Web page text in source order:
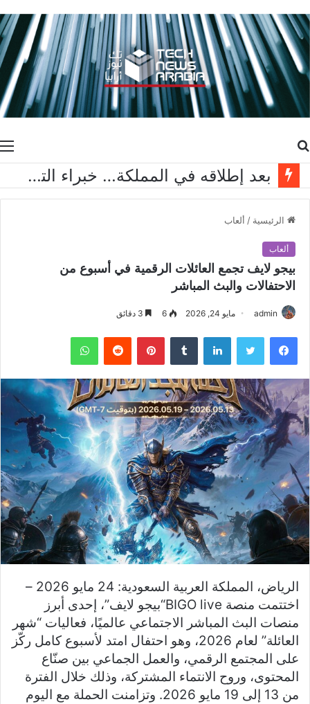
عن
بعد إطلاقه في المملكة… خبراء التقنية ورواد مجتمع الألعاب يشاركون انطباعاتهم حول TECNO POVA 8 Pro 5G
الرئيسية / ألعاب
ألعاب
بيجو لايف تجمع العائلات الرقمية في أسبوع من
الاحتفالات والبث المباشر
admin مايو 24, 2026 6
فيسبوك تويتر لينكدإن بينتيريست واتساب
الرياض، المملكة العربية السعودية: 24 مايو 2026 –
اختتمت منصة BIGO live“بيجو لايف”، إحدى أبرز
منصات البث المباشر الاجتماعي عالميًا، فعاليات “شهر
العائلة” لعام 2026، وهو احتفال امتد لأسبوع كامل ركّز
على المجتمع الرقمي، والعمل الجماعي بين صنّاع
المحتوى، وروح الانتماء المشتركة، وذلك خلال الفترة
من 13 إلى 19 مايو 2026. وتزامنت الحملة مع اليوم